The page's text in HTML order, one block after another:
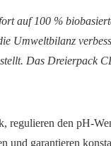
auf 100 %
Umweltbilanz
Das Dreierpack
regulieren den pH-
und garantieren